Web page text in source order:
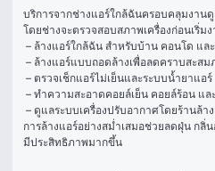
บริการจากช่างแอร์ใกล้ฉันครอบคลุมงาน
โดยช่างจะตรวจสอบสภาพเครื่องก่อนเริ่ม
– ล้างแอร์ใกล้ฉัน สำหรับบ้าน คอนโด แล
– ล้างแอร์แบบถอดล้างเพื่อลดคราบสะสม
– ตรวจเช็กแอร์ไม่เย็นและระบบน้ำยาแอร์
– ทำความสะอาดคอยล์เย็น คอยล์ร้อน แล
– ดูแลระบบเครื่องปรับอากาศโดยร้านล้
การล้างแอร์อย่างสม่ำเสมอช่วยลดฝุ่น กลิ่
มีประสิทธิภาพมากขึ้น